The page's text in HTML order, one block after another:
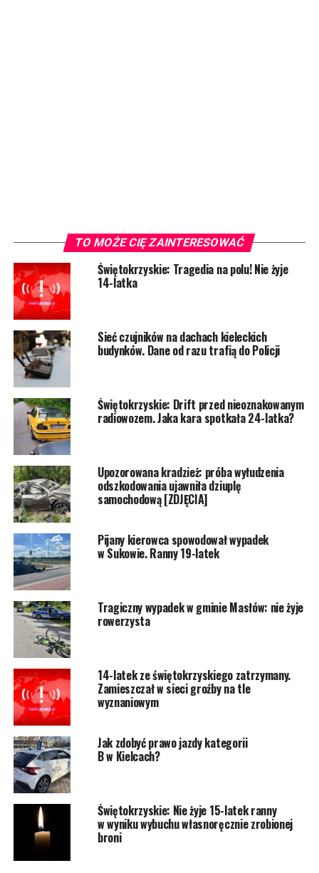
TO MOŻE CIĘ ZAINTERESOWAĆ
Świętokrzyskie: Tragedia na polu! Nie żyje
14-latka
Sieć czujników na dachach kieleckich
budynków. Dane od razu trafią do Policji
Świętokrzyskie: Drift przed nieoznakowanym
radiowozem. Jaka kara spotkała 24-latka?
Upozorowana kradzież: próba wyłudzenia
odszkodowania ujawniła dziuplę
samochodową [ZDJĘCIA]
Pijany kierowca spowodował wypadek
w Sukowie. Ranny 19-latek
Tragiczny wypadek w gminie Masłów: nie żyje
rowerzysta
14-latek ze świętokrzyskiego zatrzymany.
Zamieszczał w sieci groźby na tle
wyznaniowym
Jak zdobyć prawo jazdy kategorii
B w Kielcach?
Świętokrzyskie: Nie żyje 15-latek ranny
w wyniku wybuchu własnoręcznie zrobionej
broni